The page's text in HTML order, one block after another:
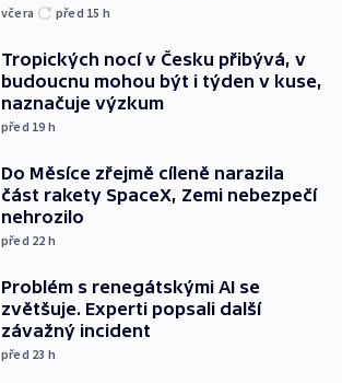
včera před 15 h
Tropických nocí v Česku přibývá, v
budoucnu mohou být i týden v kuse,
naznačuje výzkum
před 19 h
Do Měsíce zřejmě cíleně narazila
část rakety SpaceX, Zemi nebezpečí
nehrozilo
před 22 h
Problém s renegátskými AI se
zvětšuje. Experti popsali další
závažný incident
před 23 h